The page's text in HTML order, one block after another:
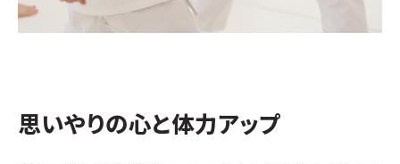
思いやりの心と体力アップ